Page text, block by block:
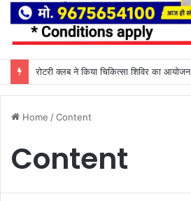
रोटरी क्लब ने किया चिकित्सा शिविर का आयोजन
Home /Content
Content